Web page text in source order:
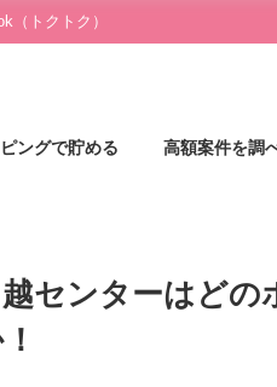
（トクトク）
ングで貯める 高額案件を調
越センターはどの